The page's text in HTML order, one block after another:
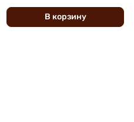
В корзину